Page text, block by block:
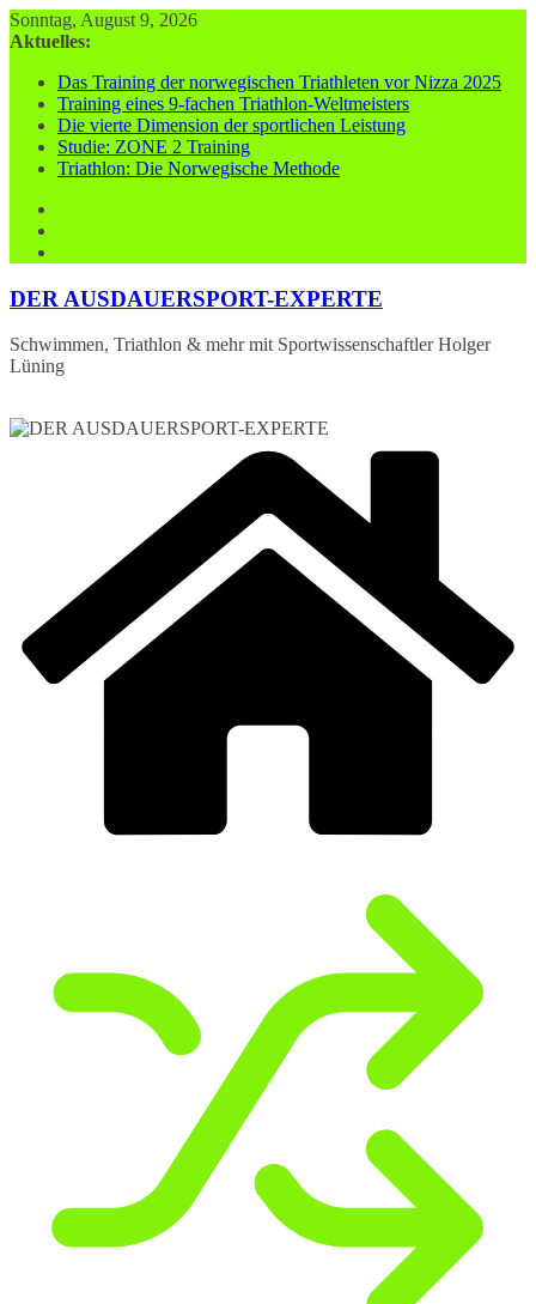
Zum
Inhalt
Sonntag, August 9, 2026
Aktuelles:
Das Training der norwegischen Triathleten vor Nizza 2025
Training eines 9-fachen Triathlon-Weltmeisters
Die vierte Dimension der sportlichen Leistung
Studie: ZONE 2 Training
Triathlon: Die Norwegische Methode
DER AUSDAUERSPORT-EXPERTE
Schwimmen, Triathlon & mehr mit Sportwissenschaftler Holger
Lüning